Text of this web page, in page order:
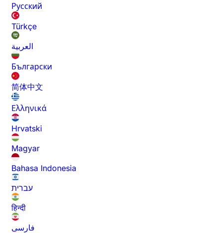
Русский
Türkçe
العربية
Български
简体中文
Ελληνικά
Hrvatski
Magyar
Bahasa Indonesia
עברית
हिन्दी
فارسی